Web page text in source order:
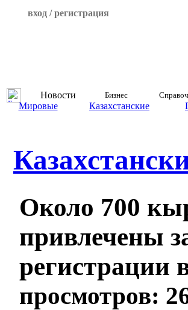
вход / регистрация
Новости Бизнес
Мировые Казахстанские
Около 700
привлечены
регистрации
просмотров: